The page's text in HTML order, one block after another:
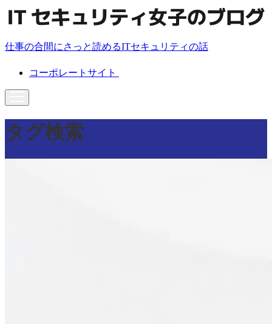
仕事の合間にさっと読めるITセキュリティの話
コーポレートサイト
タグ検索